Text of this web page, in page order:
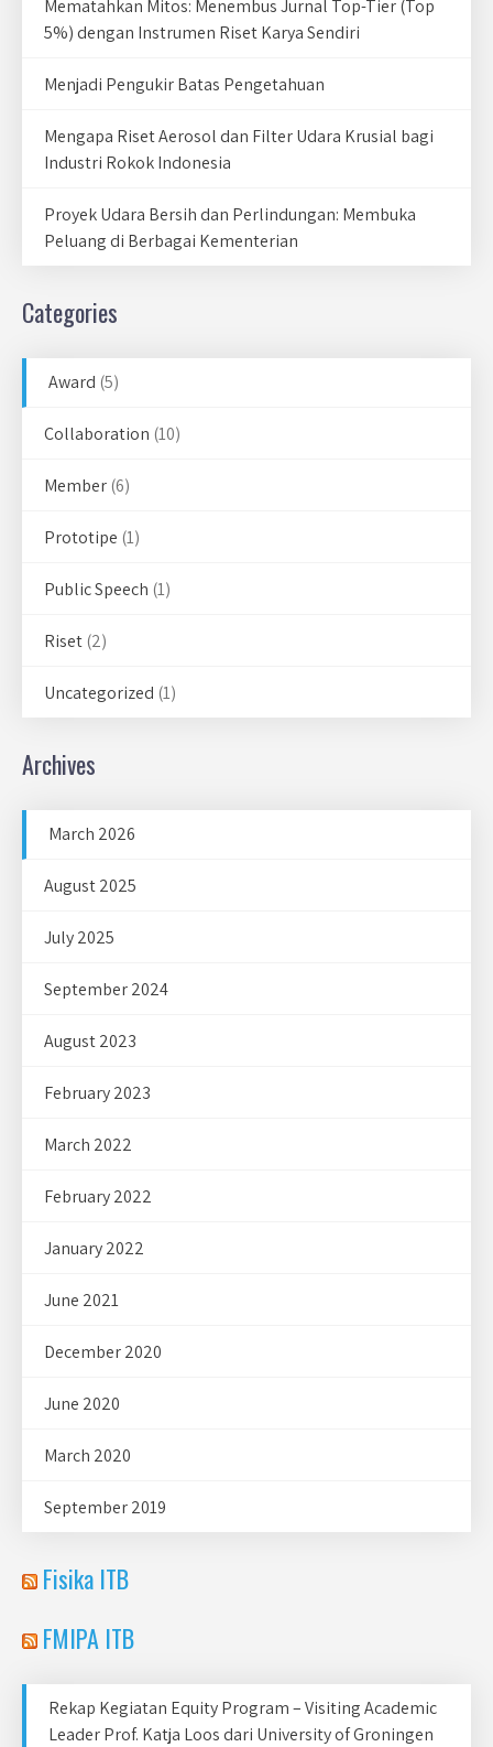
Mematahkan Mitos: Menembus Jurnal Top-Tier (Top
5%) dengan Instrumen Riset Karya Sendiri
Menjadi Pengukir Batas Pengetahuan
Mengapa Riset Aerosol dan Filter Udara Krusial bagi
Industri Rokok Indonesia
Proyek Udara Bersih dan Perlindungan: Membuka
Peluang di Berbagai Kementerian
Categories
Award (5)
Collaboration (10)
Member(6)
Prototipe (1)
Public Speech (1)
Riset(2)
Uncategorized (1)
Archives
March 2026
August 2025
July 2025
September 2024
August 2023
February 2023
March 2022
February 2022
January 2022
June 2021
December 2020
June 2020
March 2020
September 2019
Fisika ITB
FMIPA ITB
Rekap Kegiatan Equity Program – Visiting Academic
Leader Prof. Katja Loos dari University of Groningen